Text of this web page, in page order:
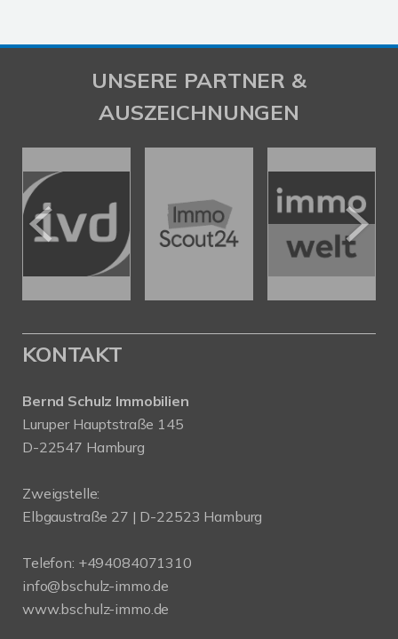
UNSERE PARTNER &
AUSZEICHNUNGEN
KONTAKT
Bernd Schulz Immobilien
Luruper Hauptstraße 145
D-22547 Hamburg
Zweigstelle:
Elbgaustraße 27 | D-22523 Hamburg
Telefon: +494084071310
info@bschulz-immo.de
www.bschulz-immo.de